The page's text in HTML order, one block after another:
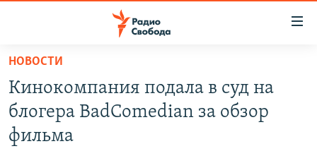
упрощенного
доступа
Вернуться
основному
ПОДКАСТЫ
АВТОРСКИЕ ПРОЕКТЫ
НОВОСТИ
Кинокомпания подала в суд на
блогера BadComedian за обзор
фильма